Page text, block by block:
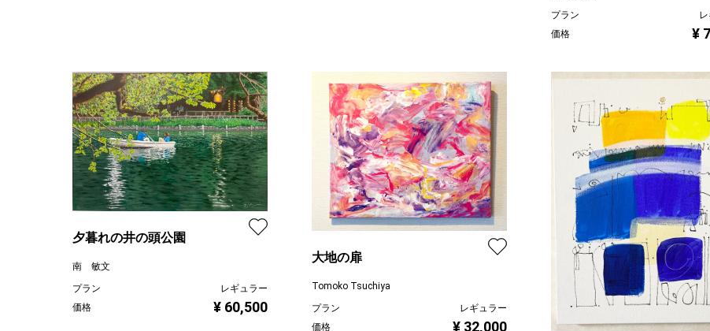
プラン
価格
¥
夕暮れの井の頭公園
南 敏文
プラン
レギュラー
価格
¥ 60,500
大地の扉
Tomoko Tsuchiya
プラン
レギュラー
価格
¥ 32,000